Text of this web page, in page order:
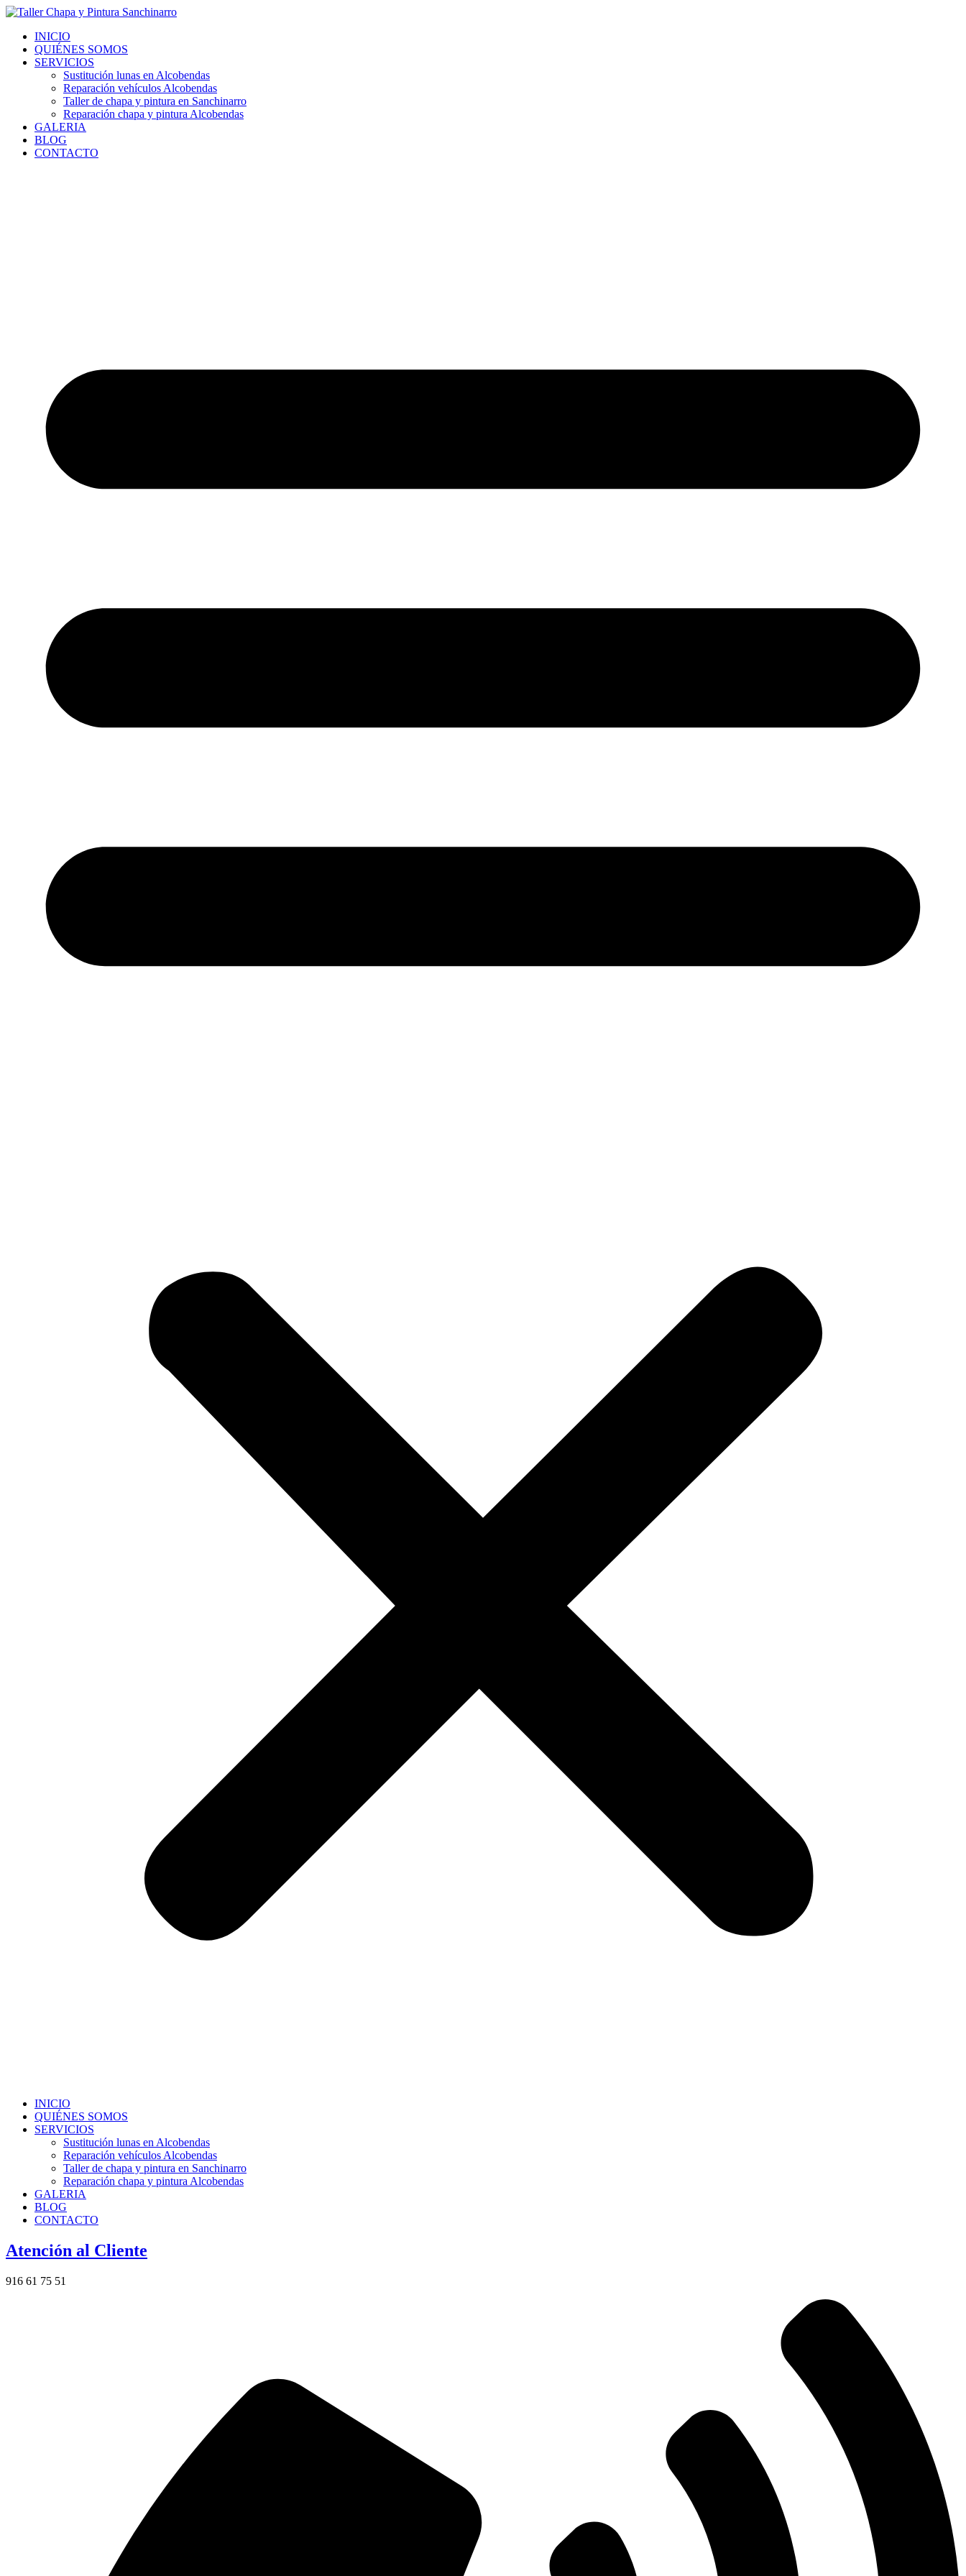
Ir
contenidoINICIO
QUIÉNES SOMOS
SERVICIOS
Sustitución lunas en Alcobendas
Reparación vehículos Alcobendas
Taller de chapa y pintura en Sanchinarro
Reparación chapa y pintura Alcobendas
GALERIA
BLOG
CONTACTO
INICIO
QUIÉNES SOMOS
SERVICIOS
Sustitución lunas en Alcobendas
Reparación vehículos Alcobendas
Taller de chapa y pintura en Sanchinarro
Reparación chapa y pintura Alcobendas
GALERIA
BLOG
CONTACTO
Atención al Cliente
916 61 75 51